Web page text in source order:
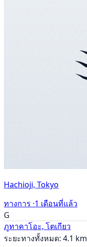
Hachioji, Tokyo
ทางการ ·1 เดือนที่แล้ว
G
ภูทาคาโอะ, โตเกียว
ระยะทางทั้งหมด: 4.1 km